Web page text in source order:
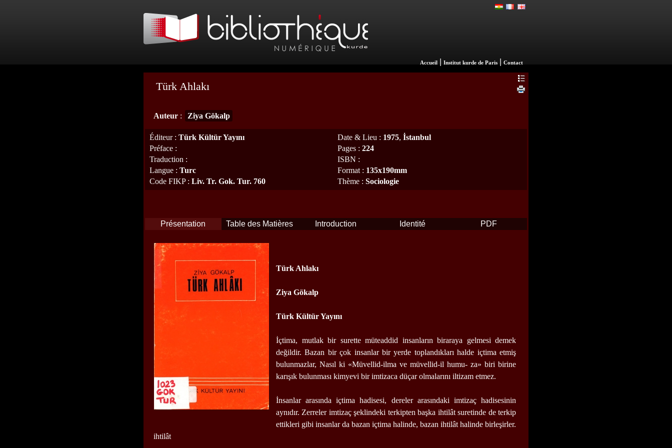
Accueil Institut kurde de Paris Contact
Türk Ahlakı
Auteur : Ziya Gökalp
Éditeur: Türk Kültür Yayını Date & Lieu : 1975, İstanbul
Préface : Pages : 224
Traduction : ISBN :
Langue : Turc Format : 135x190mm
Code FIKP: Liv. Tr. Gok. Tur. 760 Thème : Sociologie
Présentation Table des Matières Introduction Identité PDF
Türk Ahlakı
Ziya Gökalp
Türk Kültür Yayını
İçtima, mutlak bir surette müteaddid insanların biraraya gelmesi demek
değildir. Bazan bir çok insanlar bir yerde toplandıkları halde içtima etmiş
bulunmazlar, Nasıl ki «Müvellid-ilma ve müvellid-il humu- za» biri birine
karışık bulunması kimyevi bir imtizaca düçar olmalarını iltizam etmez.
İnsanlar arasında içtima hadisesi, dereler arasındaki imtizaç hadisesinin
aynıdır. Zerreler imtizaç şeklindeki terkipten başka ihtilât suretinde de terkip
ettikleri gibi insanlar da bazan içtima halinde, bazan ihtilât halinde birleşirler.
ihtilât